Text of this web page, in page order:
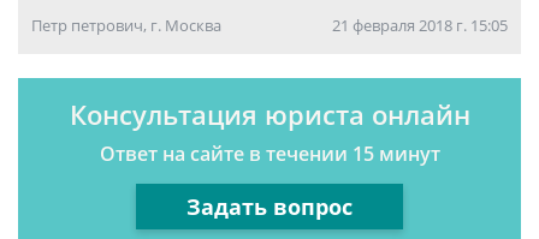
Петр петрович, г. Москва 21 февраля 2018 г. 15:05
Консультация юриста онлайн
Ответ на сайте в течении 15 минут
Задать вопрос